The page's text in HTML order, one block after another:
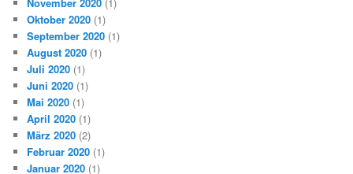
Oktober 2020 (1)
September 2020 (1)
August 2020 (1)
Juli 2020 (1)
Juni 2020 (1)
Mai 2020 (1)
April 2020 (1)
März 2020 (2)
Februar 2020 (1)
Januar 2020 (1)